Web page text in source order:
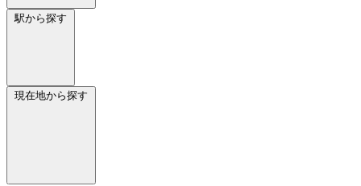
駅から探す
現在地から探す